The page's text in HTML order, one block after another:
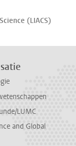
(LIACS)
LUMC
and Global